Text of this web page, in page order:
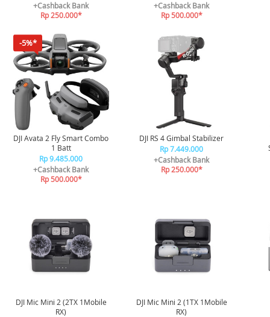
+Cashback Bank
Rp 250.000*
+Cashback Bank
Rp 500.000*
-5%*
DJI Avata 2 Fly Smart Combo
1 Batt
Rp 9.485.000
+Cashback Bank
Rp 500.000*
DJI RS 4 Gimbal Stabilizer
Rp 7.449.000
+Cashback Bank
Rp 250.000*
DJI Mic Mini 2 (2TX 1Mobile
RX)
DJI Mic Mini 2 (1TX 1Mobile
RX)